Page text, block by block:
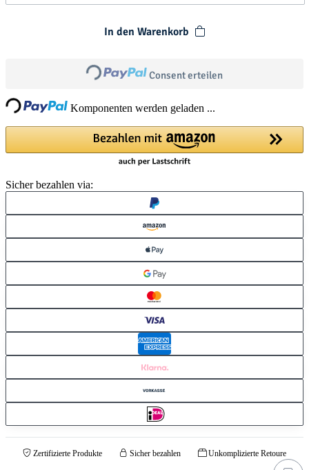
In den Warenkorb
Loading... Consent erteilen
Komponenten werden geladen ...
Sicher bezahlen via:
Zertifizierte Produkte Sicher bezahlen Unkomplizierte Retoure